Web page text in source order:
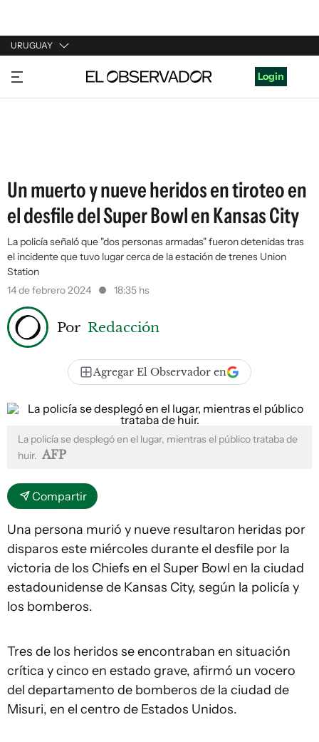
URUGUAY
URUGUAY
ARGENTINA
Login
Un muerto y nueve heridos en tiroteo en
el desfile del Super Bowl en Kansas City
La policía señaló que "dos personas armadas" fueron detenidas tras
el incidente que tuvo lugar cerca de la estación de trenes Union
Station
14 de febrero 2024
18:35 hs
Por Redacción
Agregar El Observador en
La policía se desplegó en el lugar, mientras el público trataba de
huir. AFP
Compartir
Una persona murió y nueve resultaron heridas por
disparos este miércoles durante el desfile por la
victoria de los Chiefs en el Super Bowl en la ciudad
estadounidense de Kansas City, según la policía y
los bomberos.
Tres de los heridos se encontraban en situación
crítica y cinco en estado grave, afirmó un vocero
del departamento de bomberos de la ciudad de
Misuri, en el centro de Estados Unidos.